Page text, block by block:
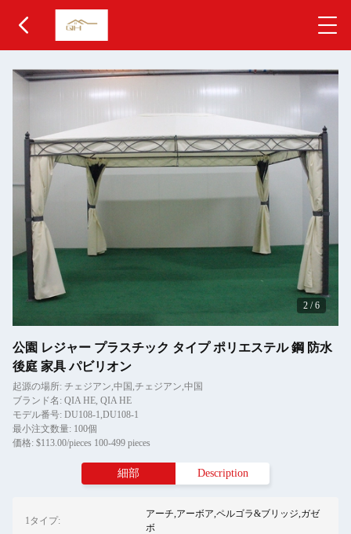
2 /6
公園 レジャー プラスチック タイプ ポリエステル 鋼 防水
後庭 家具 パビリオン
起源の場所: チェジアン,中国,チェジアン,中国
ブランド名: QIA HE, QIA HE
モデル番号: DU108-1,DU108-1
最小注文数量: 100個
価格: $113.00/pieces 100-499 pieces
細部 Description
1タイプ:
アーチ,アーボア,ペルゴラ&ブリッジ,ガゼ
ボ